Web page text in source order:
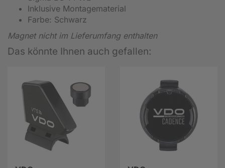
Inklusive Montagematerial
Farbe: Schwarz
Magnet nicht im Lieferumfang enthalten
Das könnte Ihnen auch gefallen: